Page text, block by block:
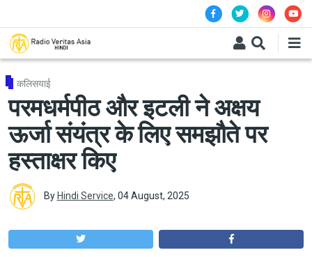
कलिसयाई
परमधर्मपीठ और इटली ने अक्षय
ऊर्जा संयंत्र के लिए समझौते पर
हस्ताक्षर किए
By Hindi Service, 04 August, 2025